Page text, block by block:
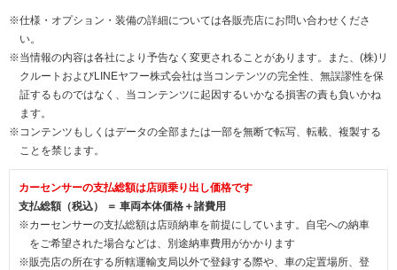
※仕様・オプション・装備の詳細については各販売店にお問い合わせくださ
い。
※当情報の内容は各社により予告なく変更されることがあります。また、(株)リ
クルートおよびLINEヤフー株式会社は当コンテンツの完全性、無誤謬性を保
証するものではなく、当コンテンツに起因するいかなる損害の責も負いかね
ます。
※コンテンツもしくはデータの全部または一部を無断で転写、転載、複製する
ことを禁じます。
カーセンサーの支払総額は店頭乗り出し価格です
支払総額（税込） ＝ 車両本体価格＋諸費用
※カーセンサーの支払総額は店頭納車を前提にしています。自宅への納車
をご希望された場合などは、別途納車費用がかかります
※販売店の所在する所轄運輸支局以外で登録する際や、車の定置場所、登